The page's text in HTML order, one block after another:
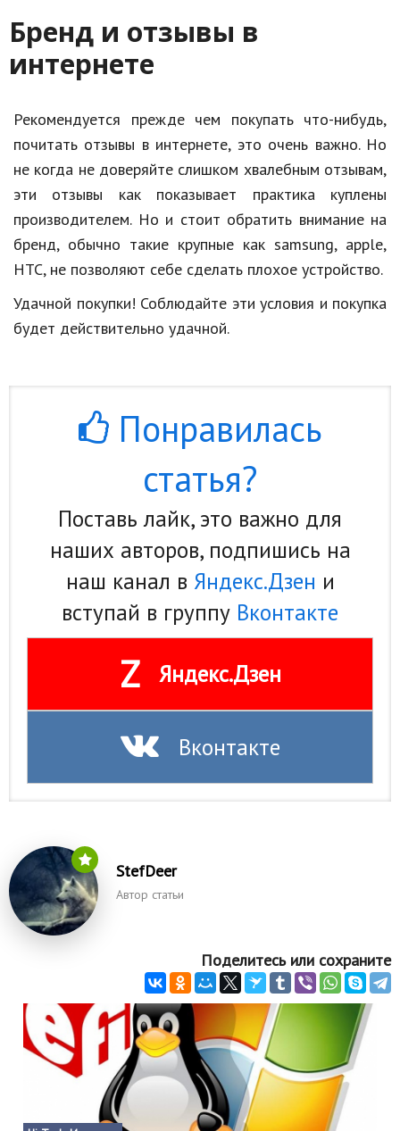
Бренд и отзывы в
интернете
Рекомендуется прежде чем покупать что-нибудь,
почитать отзывы в интернете, это очень важно. Но
не когда не доверяйте слишком хвалебным отзывам,
эти отзывы как показывает практика куплены
производителем. Но и стоит обратить внимание на
бренд, обычно такие крупные как samsung, apple,
HTC, не позволяют себе сделать плохое устройство.
Удачной покупки! Соблюдайте эти условия и покупка
будет действительно удачной.
Понравилась
статья?
Поставь лайк, это важно для
наших авторов, подпишись на
наш канал в Яндекс.Дзен и
вступай в группу Вконтакте
Z Яндекс.Дзен
Вконтакте
StefDeer
Автор статьи
Поделитесь или сохраните